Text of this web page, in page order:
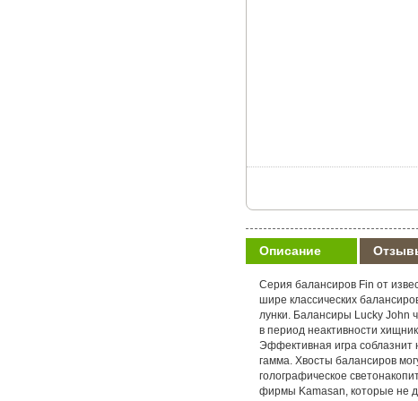
Описание
Серия балансиров Fin от
шире классических
лунки. Балансиры Lucky John
в период неактивности
Эффективная игра соблазнит
гамма. Хвосты балансиров
голографическое
фирмы Kamasan, которые не